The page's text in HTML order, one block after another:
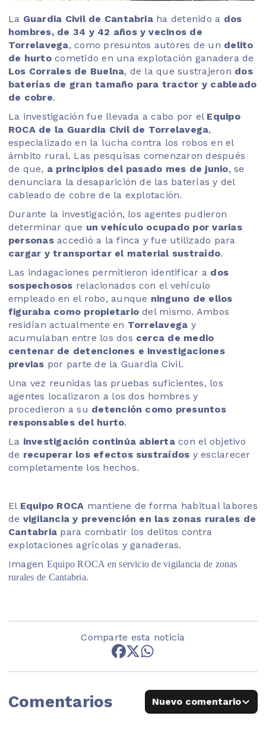
La Guardia Civil de Cantabriaha detenido a dos
hombres, de 34 y 42 años y vecinos de
Torrelavega, como presuntos autores de un delito
de hurtocometido en una explotación ganadera de
Los Corrales de Buelna, de la que sustrajeron dos
baterías de gran tamaño para tractor y cableado
de cobre.
La investigación fue llevada a cabo por el Equipo
ROCA de la Guardia Civil de Torrelavega,
especializado en la lucha contra los robos en el
ámbito rural. Las pesquisas comenzaron después
de que, a principios del pasado mes de junio, se
denunciara la desaparición de las baterías y del
cableado de cobre de la explotación.
Durante la investigación, los agentes pudieron
determinar que un vehículo ocupado por varias
personasaccedió a la finca y fue utilizado para
cargar y transportar el material sustraído.
Las indagaciones permitieron identificar a dos
sospechosos relacionados con el vehículo
empleado en el robo, aunque ninguno de ellos
figuraba como propietario del mismo. Ambos
residían actualmente en Torrelavega y
acumulaban entre los dos cerca de medio
centenar de detenciones e investigaciones
previas por parte de la Guardia Civil.
Una vez reunidas las pruebas suficientes, los
agentes localizaron a los dos hombres y
procedieron a su detención como presuntos
responsables del hurto.
La investigación continúa abiertacon el objetivo
de recuperar los efectos sustraídos y esclarecer
completamente los hechos.
El Equipo ROCA mantiene de forma habitual labores
de vigilancia y prevención en las zonas rurales de
Cantabria para combatir los delitos contra
explotaciones agrícolas y ganaderas.
Imagen Equipo ROCA en servicio de vigilancia de zonas
rurales de Cantabria.
Comparte esta noticia
Comentarios Nuevo comentario